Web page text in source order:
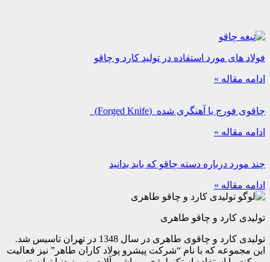
فولاد های مورد استفاده در تولید کارد و چاقو
ادامه مقاله »
چاقوی فورج یا آهنگری شده (Forged Knife)
ادامه مقاله »
چند مورد درباره دسته چاقو که باید بدانید
ادامه مقاله »
تولیدی کارد و چاقو طاهری
تولیدی کارد و چاقوی طاهری در سال 1348 در تهران تاسیس شد.
این مجموعه که با نام “شرکت پیشرو پولاد کاران طاهر” نیز فعالیت